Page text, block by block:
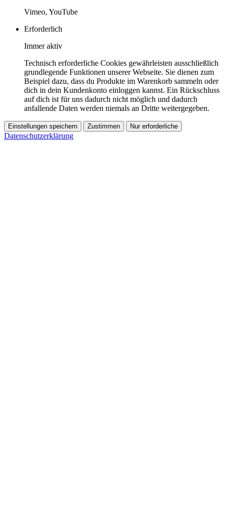
Vimeo, YouTube
Erforderlich
Immer aktiv
Technisch erforderliche Cookies gewährleisten ausschließlich
grundlegende Funktionen unserer Webseite. Sie dienen zum
Beispiel dazu, dass du Produkte im Warenkorb sammeln oder
dich in dein Kundenkonto einloggen kannst. Ein Rückschluss
auf dich ist für uns dadurch nicht möglich und dadurch
anfallende Daten werden niemals an Dritte weitergegeben.
Einstellungen speichern Zustimmen Nur erforderliche
Datenschutzerklärung